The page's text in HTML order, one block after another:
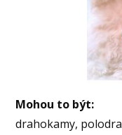
Mohou to být:
drahokamy,